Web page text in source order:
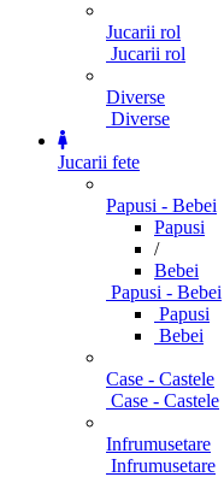
Jucarii rol
Jucarii rol
Diverse
Diverse
Jucarii fete
Papusi - Bebei
Papusi
/
Bebei
Papusi - Bebei
Papusi
Bebei
Case - Castele
Case - Castele
Infrumusetare
Infrumusetare